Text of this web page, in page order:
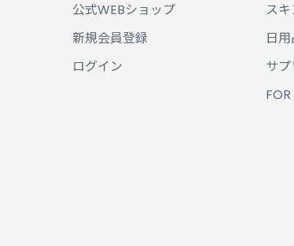
公式WEBショップ
新規会員登録
ログイン
ス
日用
サ